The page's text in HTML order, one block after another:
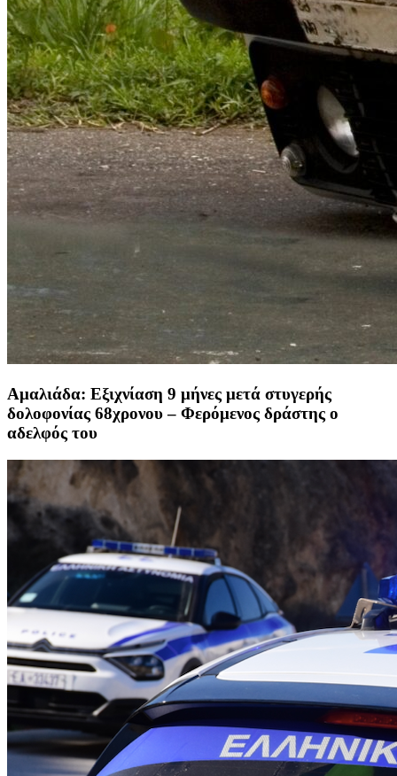
Αμαλιάδα: Εξιχνίαση 9 μήνες μετά στυγερής
δολοφονίας 68χρονου – Φερόμενος δράστης ο
αδελφός του